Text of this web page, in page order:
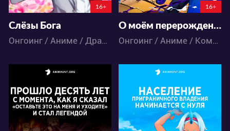
16+
Слёзы Бога
Онгоинг / Аниме / Драма
16+
О моём перерождении в слизь 4
Онгоинг / Аниме / Комедия / Приключения / Сёнэн / Фэнтези / Экшен